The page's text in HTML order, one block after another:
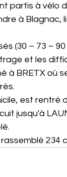
partis à vélo
à Blagnac,
(30 – 73 –
et les
à BRETX où
est rentré
jusqu'à
234